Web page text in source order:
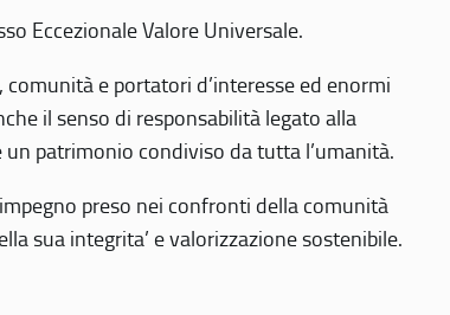
Eccezionale Valore Universale.
e portatori d’interesse ed enormi
il senso di responsabilità legato alla
patrimonio condiviso da tutta l’umanità.
preso nei confronti della comunità
sua integrita’ e valorizzazione sostenibile.